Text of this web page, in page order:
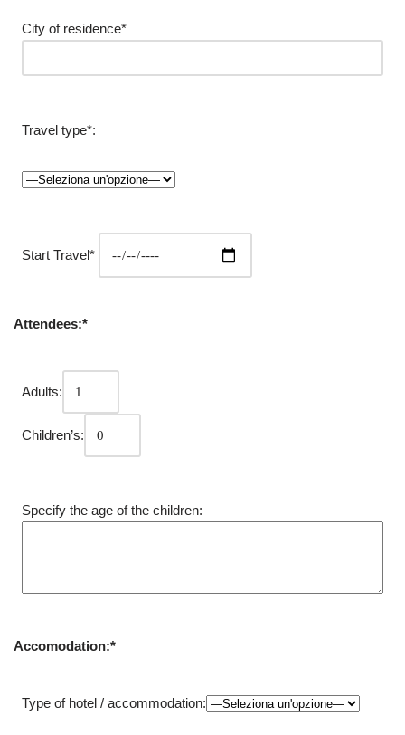
City of residence*
Travel type*:
Start Travel*
Attendees:*
Adults:
Children’s:
Specify the age of the children:
Accomodation:*
Type of hotel / accommodation: